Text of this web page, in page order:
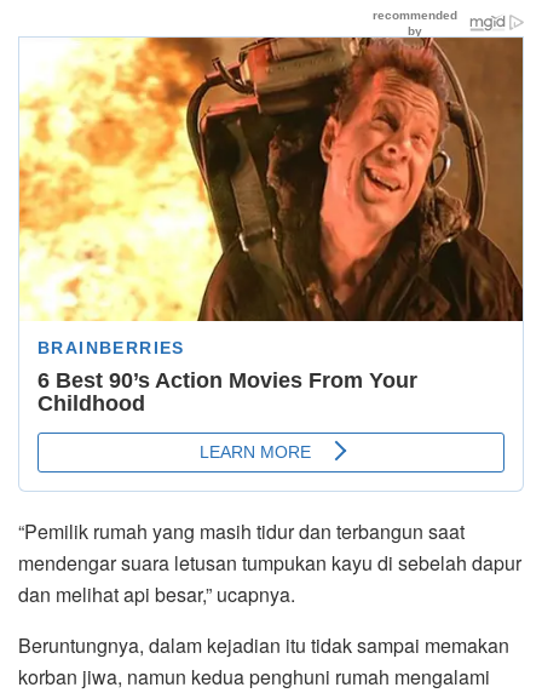
“Pemilik rumah yang masih tidur dan terbangun saat
mendengar suara letusan tumpukan kayu di sebelah dapur
dan melihat api besar,” ucapnya.
Beruntungnya, dalam kejadian itu tidak sampai memakan
korban jiwa, namun kedua penghuni rumah mengalami